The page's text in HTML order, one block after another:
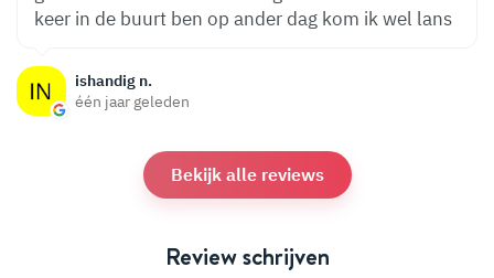
ishandig n.
één jaar geleden
keer in de buurt ben op ander dag kom ik wel lans
Bekijk alle reviews
Review schrijven